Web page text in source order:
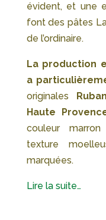
évident, et une
font des pâtes
de l’ordinaire.
La production
a
originales
Haute
couleur
texture
marquées.
Lire la suite…